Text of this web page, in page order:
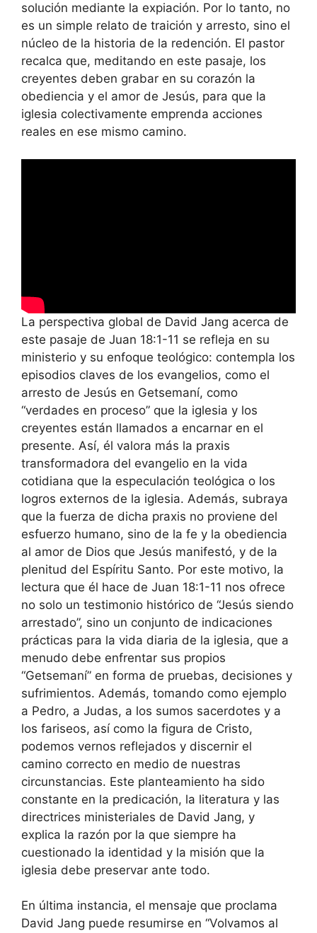
solución mediante la expiación. Por lo tanto, no
es un simple relato de traición y arresto, sino el
núcleo de la historia de la redención. El pastor
recalca que, meditando en este pasaje, los
creyentes deben grabar en su corazón la
obediencia y el amor de Jesús, para que la
iglesia colectivamente emprenda acciones
reales en ese mismo camino.
La perspectiva global de David Jang acerca de
este pasaje de Juan 18:1-11 se refleja en su
ministerio y su enfoque teológico: contempla los
episodios claves de los evangelios, como el
arresto de Jesús en Getsemaní, como
“verdades en proceso” que la iglesia y los
creyentes están llamados a encarnar en el
presente. Así, él valora más la praxis
transformadora del evangelio en la vida
cotidiana que la especulación teológica o los
logros externos de la iglesia. Además, subraya
que la fuerza de dicha praxis no proviene del
esfuerzo humano, sino de la fe y la obediencia
al amor de Dios que Jesús manifestó, y de la
plenitud del Espíritu Santo. Por este motivo, la
lectura que él hace de Juan 18:1-11 nos ofrece
no solo un testimonio histórico de “Jesús siendo
arrestado”, sino un conjunto de indicaciones
prácticas para la vida diaria de la iglesia, que a
menudo debe enfrentar sus propios
“Getsemaní” en forma de pruebas, decisiones y
sufrimientos. Además, tomando como ejemplo
a Pedro, a Judas, a los sumos sacerdotes y a
los fariseos, así como la figura de Cristo,
podemos vernos reflejados y discernir el
camino correcto en medio de nuestras
circunstancias. Este planteamiento ha sido
constante en la predicación, la literatura y las
directrices ministeriales de David Jang, y
explica la razón por la que siempre ha
cuestionado la identidad y la misión que la
iglesia debe preservar ante todo.
En última instancia, el mensaje que proclama
David Jang puede resumirse en “Volvamos al